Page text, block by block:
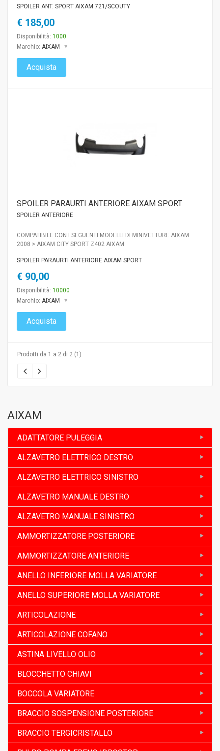
SPOILER ANT. SPORT AIXAM 721/SCOUTY
€ 185,00
Disponibilità: 1000
Marchio: AIXAM
Acquista
SPOILER PARAURTI ANTERIORE AIXAM SPORT
SPOILER ANTERIORE
COMPATIBILE CON I SEGUENTI MODELLI DI MINIVETTURE:AIXAM
2008 > AIXAM CITY SPORT Z402 AIXAM
SPOILER PARAURTI ANTERIORE AIXAM SPORT
€ 90,00
Disponibilità: 10000
Marchio: AIXAM
Acquista
Prodotti da 1 a 2 di 2 (1)
AIXAM
ADATTATORE PULEGGIA
ALZAVETRO ELETTRICO DESTRO
ALZAVETRO ELETTRICO SINISTRO
ALZAVETRO MANUALE DESTRO
ALZAVETRO MANUALE SINISTRO
AMMORTIZZATORE POSTERIORE
AMMORTIZZATORE ANTERIORE
ANELLO INFERIORE MOLLA VARIATORE
ANELLO SUPERIORE MOLLA VARIATORE
ARTICOLAZIONE
ARTICOLAZIONE COFANO
ASTINA LIVELLO OLIO
BLOCCHETTO CHIAVI
BOCCOLA VARIATORE
BRACCIO SOSPENSIONE POSTERIORE
BRACCIO TERGICRISTALLO